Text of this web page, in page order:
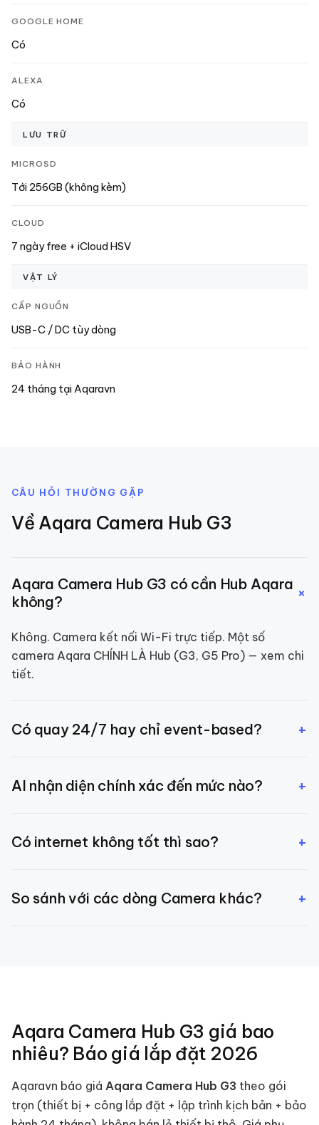
GOOGLE HOME
Có
ALEXA
Có
LƯU TRỮ
MICROSD
Tới 256GB (không kèm)
CLOUD
7 ngày free + iCloud HSV
VẬT LÝ
CẤP NGUỒN
USB-C / DC tùy dòng
BẢO HÀNH
24 tháng tại Aqaravn
CÂU HỎI THƯỜNG GẶP
Về Aqara Camera Hub G3
Aqara Camera Hub G3 có cần Hub Aqara
không?
+
Không. Camera kết nối Wi-Fi trực tiếp. Một số
camera Aqara CHÍNH LÀ Hub (G3, G5 Pro) — xem chi
tiết.
Có quay 24/7 hay chỉ event-based? +
thể bật quay 24/7 qua microSD.
AI nhận diện chính xác đến mức nào? +
gương mặt người quen sau training.
Có internet không tốt thì sao? +
chỉ cần để xem từ xa qua app.
So sánh với các dòng Camera khác? +
Aqara Camera Hub G3 giá bao
nhiêu? Báo giá lắp đặt 2026
Aqaravn báo giá Aqara Camera Hub G3 theo gói
trọn (thiết bị + công lắp đặt + lập trình kịch bản + bảo